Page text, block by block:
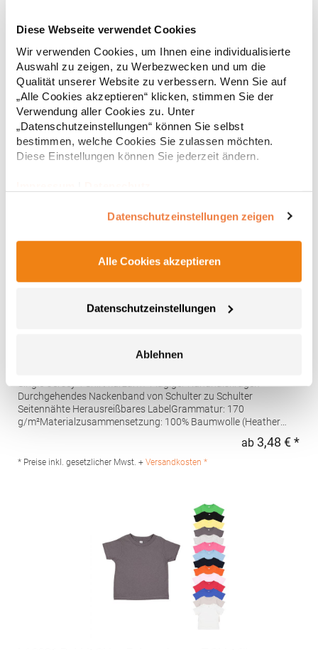
Diese Webseite verwendet Cookies
Wir verwenden Cookies, um Ihnen eine individualisierte
Auswahl zu zeigen, zu Werbezwecken und um die
Qualität unserer Website zu verbessern. Wenn Sie auf
„Alle Cookies akzeptieren“ klicken, stimmen Sie der
Verwendung aller Cookies zu. Unter
„Datenschutzeinstellungen“ können Sie selbst
bestimmen, welche Cookies Sie zulassen möchten.
Diese Einstellungen können Sie jederzeit ändern.
Datenschutzeinstellungen zeigen
Alle Cookies akzeptieren
Datenschutzeinstellungen
Ablehnen
Komfort-T-Shirt für Kinder Ringgesponnene Baumwolle Farblich
passend zu Erwachsenen-T-Shirt JN001 Hochwertiger Single-
Jersey Rundhalsausschnitt mit Elasthan Nackenband
Seitennähte Doppelnähte an Schultern, Hals- und
ArmausschnittGrammatur: 150
g/m²Materialzusammensetzung: 100% BaumwolleAngaben zur
Produktsicherheit: Herst.-Nr.: JN019Hersteller: Gustav Daiber
GmbH Vor dem Weißen Stein 25-31 72461 Albstadt Deutschland
ab
* Preise inkl. gesetzlicher Mwst. +Versandkosten *
RY6502K Roly Kinder DOGO Premium T-Shirt
Durchgehendes Nackenband von Schulter zu Schulter
Seitennähte Herausreißbares LabelGrammatur: 170
g/m²Materialzusammensetzung: 100% Baumwolle (Heather
Produktsicherheit: Herst.-Nr.: CA6502Hersteller: GORFACTORY
S.A Ctra. Santomera / Abanilla Km 8.8 30620 Fortuna (Murcia)
ab 3,48 € *
* Preise inkl. gesetzlicher Mwst. + Versandkosten *